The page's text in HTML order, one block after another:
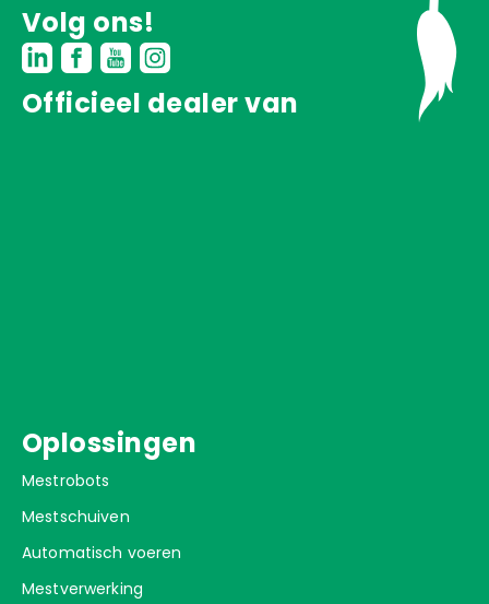
Volg ons!
Officieel dealer van
Oplossingen
Mestrobots
Mestschuiven
Automatisch voeren
Mestverwerking